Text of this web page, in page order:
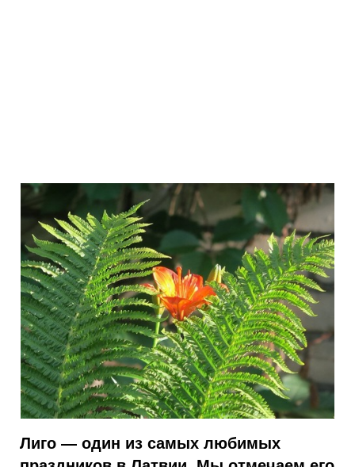
Лиго — один из самых любимых